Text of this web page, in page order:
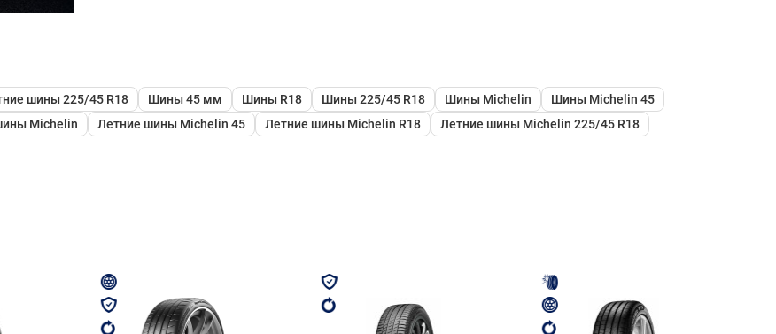
шины 225/45 R18 Шины 45 мм Шины R18 Шины 225/45 R18 Шины Michelin
Шины Michelin 45
Michelin Летние шины Michelin 45 Летние шины Michelin R18 Летние шины Michelin 225/45 R18